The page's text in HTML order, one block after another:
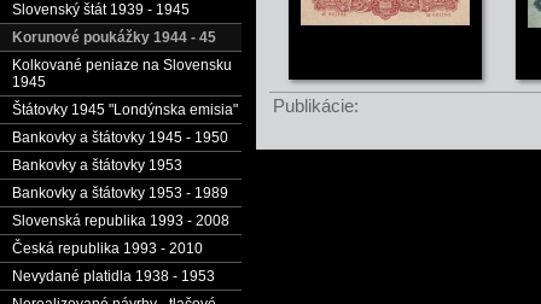
Slovenský štát 1939 - 1945
Korunové poukážky 1944 - 45
Kolkované peniaze na Slovensku
1945
Štátovky 1945 "Londýnska emisia"
Bankovky a štátovky 1945 - 1950
Bankovky a štátovky 1953
Bankovky a štátovky 1953 - 1989
Slovenská republika 1993 - 2008
Česká republika 1993 - 2010
Nevydané platidla 1938 - 1953
Publikácie: